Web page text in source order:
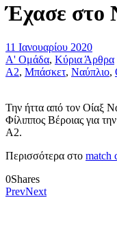
Έχασε στο
11 Ιανουαρίου 2020
Α' Ομάδα, Κύρια Άρθρα
Α2, Μπάσκετ, Ναύπλιο,
Την ήττα από τον Οίαξ
Φίλιππος Βέροιας για
Α2.
Περισσότερα στο match
0Shares
PrevNext